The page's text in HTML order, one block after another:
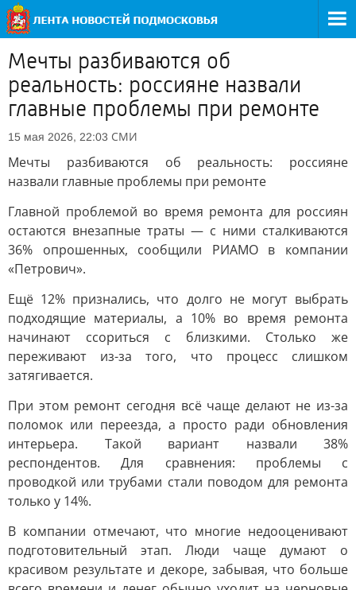
Мечты разбиваются об
реальность: россияне назвали
главные проблемы при ремонте
15 мая 2026, 22:03 СМИ
Мечты разбиваются об реальность: россияне
назвали главные проблемы при ремонте
Главной проблемой во время ремонта для россиян
остаются внезапные траты — с ними сталкиваются
36% опрошенных, сообщили РИАМО в компании
«Петрович».
Ещё 12% признались, что долго не могут выбрать
подходящие материалы, а 10% во время ремонта
начинают ссориться с близкими. Столько же
переживают из-за того, что процесс слишком
затягивается.
При этом ремонт сегодня всё чаще делают не из-за
поломок или переезда, а просто ради обновления
интерьера. Такой вариант назвали 38%
респондентов. Для сравнения: проблемы с
проводкой или трубами стали поводом для ремонта
только у 14%.
В компании отмечают, что многие недооценивают
подготовительный этап. Люди чаще думают о
красивом результате и декоре, забывая, что больше